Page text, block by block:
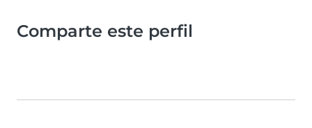
Comparte este perfil